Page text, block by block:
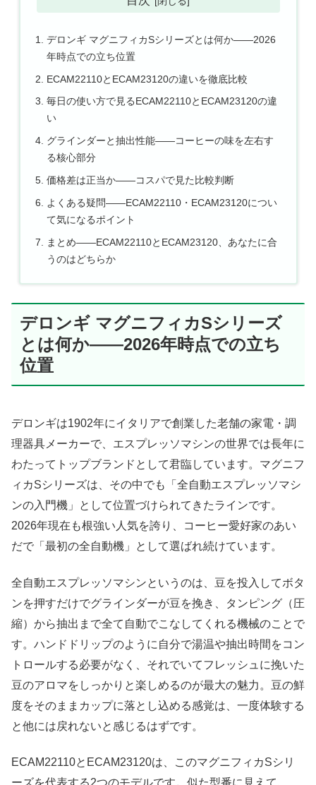
デロンギ マグニフィカSシリーズとは何か——2026
年時点での立ち位置
ECAM22110とECAM23120の違いを徹底比較
毎日の使い方で見るECAM22110とECAM23120の違
い
グラインダーと抽出性能——コーヒーの味を左右す
る核心部分
価格差は正当か——コスパで見た比較判断
よくある疑問——ECAM22110・ECAM23120につい
て気になるポイント
まとめ——ECAM22110とECAM23120、あなたに合
うのはどちらか
デロンギ マグニフィカSシリーズ
とは何か——2026年時点での立ち
位置
デロンギは1902年にイタリアで創業した老舗の家電・調
理器具メーカーで、エスプレッソマシンの世界では長年に
わたってトップブランドとして君臨しています。マグニフ
ィカSシリーズは、その中でも「全自動エスプレッソマシ
ンの入門機」として位置づけられてきたラインです。
2026年現在も根強い人気を誇り、コーヒー愛好家のあい
だで「最初の全自動機」として選ばれ続けています。
全自動エスプレッソマシンというのは、豆を投入してボタ
ンを押すだけでグラインダーが豆を挽き、タンピング（圧
縮）から抽出まで全て自動でこなしてくれる機械のことで
す。ハンドドリップのように自分で湯温や抽出時間をコン
トロールする必要がなく、それでいてフレッシュに挽いた
豆のアロマをしっかりと楽しめるのが最大の魅力。豆の鮮
度をそのままカップに落とし込める感覚は、一度体験する
と他には戻れないと感じるはずです。
ECAM22110とECAM23120は、このマグニフィカSシリ